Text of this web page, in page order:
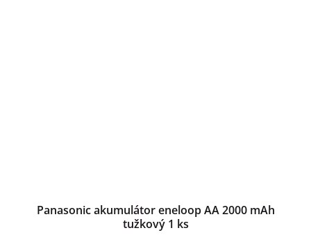
Panasonic akumulátor eneloop AA 2000 mAh
tužkový 1 ks